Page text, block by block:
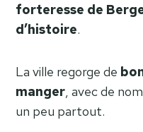
forteresse de
d’histoire.
La ville regorge de
manger, avec de
un peu partout.